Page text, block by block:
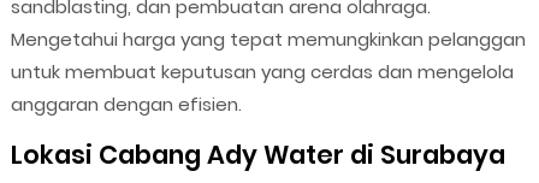
sandblasting, dan pembuatan arena olahraga.
Mengetahui harga yang tepat memungkinkan pelanggan
untuk membuat keputusan yang cerdas dan mengelola
anggaran dengan efisien.
Lokasi Cabang Ady Water di Surabaya